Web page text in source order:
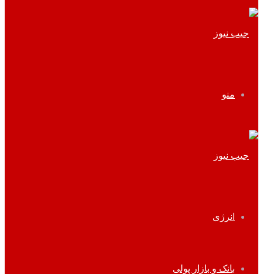
منو
انرژی
بانک و بازار پولی